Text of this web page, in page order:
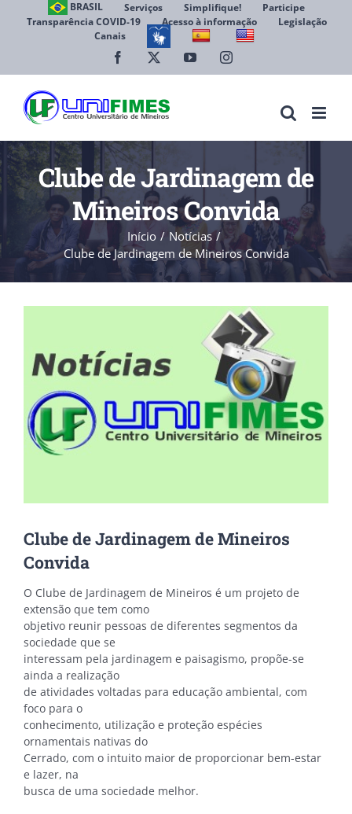
BRASIL Serviços Simplifique!
Participe
Transparência COVID-19
Acesso à informação
Legislação
Canais
Facebook YouTubeInstagram
Clube de Jardinagem de
Mineiros Convida
Início
Notícias
Clube de Jardinagem de Mineiros Convida
Clube de Jardinagem de Mineiros
Convida
O Clube de Jardinagem de Mineiros é um projeto de
extensão que tem como
objetivo reunir pessoas de diferentes segmentos da
sociedade que se
interessam pela jardinagem e paisagismo, propõe-se
ainda a realização
de atividades voltadas para educação ambiental, com
foco para o
conhecimento, utilização e proteção espécies
ornamentais nativas do
Cerrado, com o intuito maior de proporcionar bem-estar
e lazer, na
busca de uma sociedade melhor.